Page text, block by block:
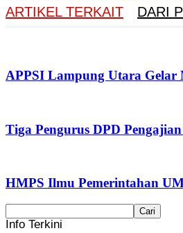
ARTIKEL TERKAIT DARI
APPSI Lampung Utara Gelar
Tiga Pengurus DPD
HMPS Ilmu Pemerintahan
Info Terkini